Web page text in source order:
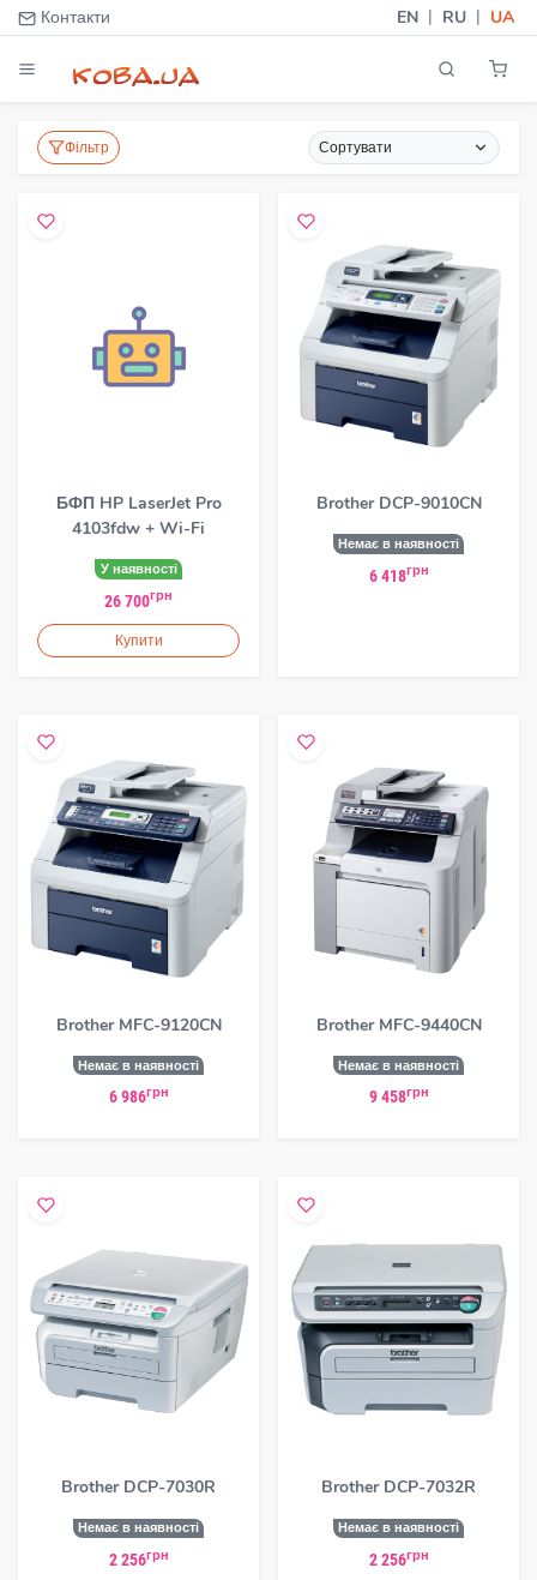
Контакти EN | RU | UA
Фільтр Сортувати
БФП HP LaserJet Pro
4103fdw + Wi-Fi
У наявності
26 700грн
Купити
Brother DCP-9010CN
Немає в наявності
6 418грн
Brother MFC-9120CN
Немає в наявності
6 986грн
Brother MFC-9440CN
Немає в наявності
9 458грн
Brother DCP-7030R
Немає в наявності
2 256грн
Brother DCP-7032R
Немає в наявності
2 256грн